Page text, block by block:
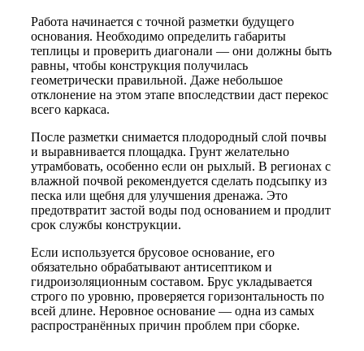
Работа начинается с точной разметки будущего
основания. Необходимо определить габариты
теплицы и проверить диагонали — они должны быть
равны, чтобы конструкция получилась
геометрически правильной. Даже небольшое
отклонение на этом этапе впоследствии даст перекос
всего каркаса.
После разметки снимается плодородный слой почвы
и выравнивается площадка. Грунт желательно
утрамбовать, особенно если он рыхлый. В регионах с
влажной почвой рекомендуется сделать подсыпку из
песка или щебня для улучшения дренажа. Это
предотвратит застой воды под основанием и продлит
срок службы конструкции.
Если используется брусовое основание, его
обязательно обрабатывают антисептиком и
гидроизоляционным составом. Брус укладывается
строго по уровню, проверяется горизонтальность по
всей длине. Неровное основание — одна из самых
распространённых причин проблем при сборке.